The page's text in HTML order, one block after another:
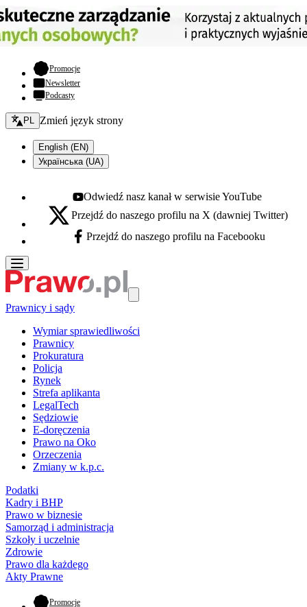
Promocje- otwiera się w nowej karcie
Newsletter
Podcasty
Zmień język - bieżący:
PL Zmień język strony
English (EN)
Українська (UA)
Youtube - otwiera się w nowej karcie
Odwiedź nasz kanał w serwisie YouTube
X - otwiera się w nowej karcie
Przejdź do naszego profilu na X (dawniej Twitter)
Facebook - otwiera się w nowej karcie
Przejdź do naszego profilu na Facebooku
Prawnicy i sądy
Wymiar sprawiedliwości
Prawnicy
Prokuratura
Policja
Rynek
Strefa aplikanta
LegalTech
Sędziowie
E-doręczenia
Prawo na Oko
Orzeczenia
Zmiany w k.p.c.
Podatki
Kadry i BHP
Prawo w biznesie
Samorząd i administracja
Szkoły i uczelnie
Zdrowie
Prawo dla każdego
Akty Prawne
Promocje- otwiera się w nowej karcie